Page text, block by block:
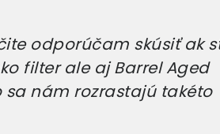
odporúčam skúsiť ak
filter ale aj Barrel Aged
sa nám rozrastajú takéto